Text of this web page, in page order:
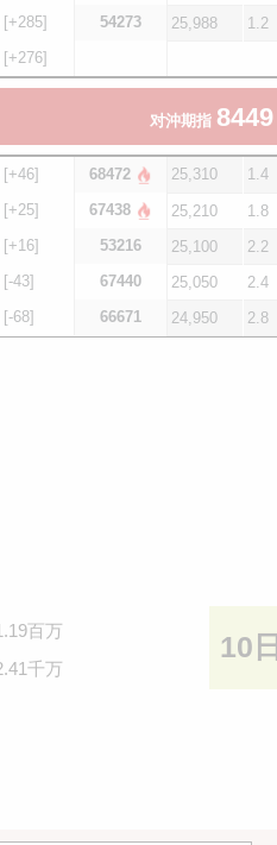
[+285] 54273 25,988 1.2
[+276]
对沖期指 8449
[+46] 68472 25,310 1.4
[+25] 67438 25,210 1.8
[+16] 53216 25,100 2.2
[-43] 67440 25,050 2.4
[-68] 66671 24,950 2.8
百万
千万
10日